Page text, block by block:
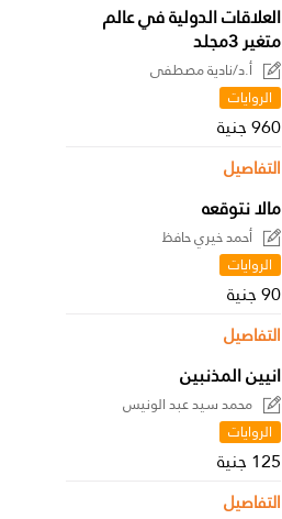
العلاقات الدولية في عالم
متغير 3مجلد
أ.د/نادية مصطفى
الروايات
960 جنية
التفاصيل
مالا نتوقعه
أحمد خيري حافظ
الروايات
90 جنية
التفاصيل
انيين المذنبين
محمد سيد عبد الونيس
الروايات
125 جنية
التفاصيل